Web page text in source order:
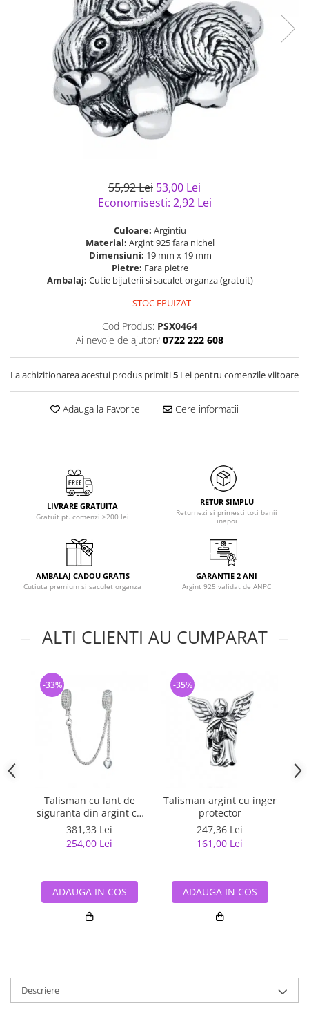
semipretioase
Bijuterii argint placat cu aur
Bijuterii argint cu diverse
materiale
Bijuterii argint cu murano
Bijuterii de Lux
Bijuterii gotice si rock
Bijuterii Handmade
Bijuterii fantezie
Casete si cutii de bijuterii
Bijuterii tungsten
Solutii si lavete de curatare
55,92 Lei 53,00 Lei
Economisesti: 2,92 Lei
Culoare: Argintiu
Material: Argint 925 fara nichel
Dimensiuni: 19 mm x 19 mm
Pietre: Fara pietre
Ambalaj: Cutie bijuterii si saculet organza (gratuit)
STOC EPUIZAT
Cod Produs: PSX0464
Ai nevoie de ajutor? 0722 222 608
La achizitionarea acestui produs primiti5 Lei pentru comenzile viitoare
Adauga la Favorite Cere informatii
LIVRARE GRATUITA
Gratuit pt. comenzi >200 lei
RETUR SIMPLU
Returnezi si primesti toti banii
inapoi
AMBALAJ CADOU GRATIS
Cutiuta premium si saculet organza
GARANTIE 2 ANI
Argint 925 validat de ANPC
ALTI CLIENTI AU CUMPARAT
Talisman cu lant de
siguranta din argint cu
inimioara placat cu rodiu
381,33 Lei
254,00 Lei
-33%
ADAUGA IN COS
Talisman argint cu inger
protector
247,36 Lei
161,00 Lei
-35%
ADAUGA IN COS
Descriere